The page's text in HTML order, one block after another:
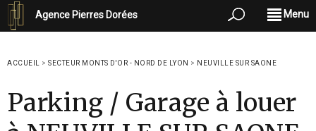
Agence Pierres Dorées Menu
ACCUEIL > SECTEUR MONTS D'OR - NORD DE LYON > NEUVILLE SUR SAONE
Parking / Garage à louer